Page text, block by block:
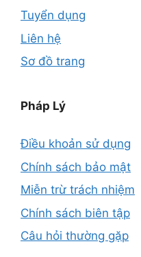
Tuyển dụng
Liên hệ
Sơ đồ trang
Pháp Lý
Điều khoản sử dụng
Chính sách bảo mật
Miễn trừ trách nhiệm
Chính sách biên tập
Câu hỏi thường gặp